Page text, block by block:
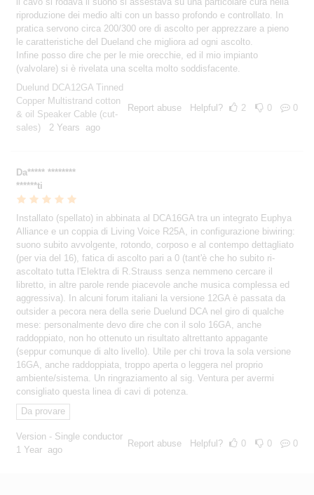
riproduzione dei medio alti con un basso profondo e controllato. In
pratica servono circa 200/300 ore di ascolto per apprezzare a pieno
le caratteristiche del Dueland che migliora ad ogni ascolto.
Infine posso dire che per le mie orecchie, ed il mio impianto
(valvolare) si è rivelata una scelta molto soddisfacente.
Duelund DCA12GA Tinned
Copper Multistrand cotton
& oil Speaker Cable (cut-
sales)
2 Years ago
Report abuse Helpful? 2 0 0
Da***** ********
******ti
Installato (spellato) in abbinata al DCA16GA tra un integrato Euphya
Alliance e un coppia di Living Voice R25A, in configurazione biwiring:
suono subito avvolgente, rotondo, corposo e al contempo dettagliato
(per via del 16), fatica di ascolto pari a 0 (tant'è che ho subito ri-
ascoltato tutta l'Elektra di R.Strauss senza nemmeno cercare il
libretto, in altre parole rende piacevole anche musica complessa ed
aggressiva). In alcuni forum italiani la versione 12GA è passata da
outsider a pecora nera della serie Duelund DCA nel giro di qualche
mese: personalmente devo dire che con il solo 16GA, anche
raddoppiato, non ho ottenuto un risultato altrettanto appagante
(seppur comunque di alto livello). Utile per chi trova la sola versione
16GA, anche raddoppiata, troppo aperta o leggera nel proprio
ambiente/sistema. Un ringraziamento al sig. Ventura per avermi
consigliato questa linea di cavi di potenza.
Da provare
Version - Single conductor
1 Year ago
Report abuse Helpful? 0 0 0